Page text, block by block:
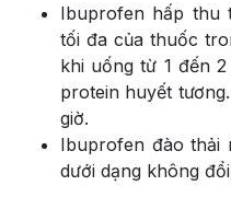
Ibuprofen hấp thu
tối đa của thuốc
khi uống từ 1 đến
protein huyết
giờ.
Ibuprofen đào thải
dưới dạng không